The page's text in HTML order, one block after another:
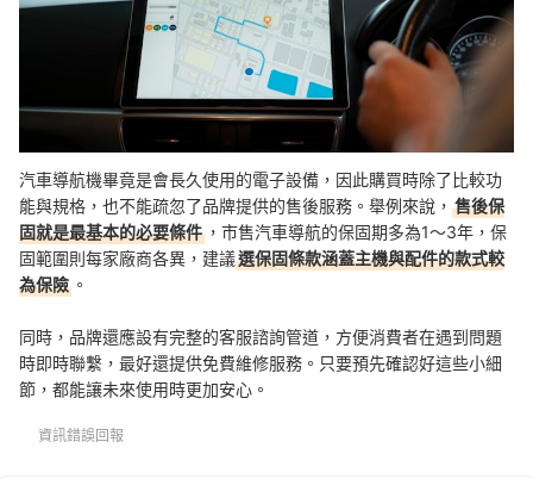
汽車導航機畢竟是會長久使用的電子設備，因此購買時除了比較功
能與規格，也不能疏忽了品牌提供的售後服務。舉例來說， 售後保
固就是最基本的必要條件 ，市售汽車導航的保固期多為1～3年，保
固範圍則每家廠商各異，建議選保固條款涵蓋主機與配件的款式較
為保險 。
同時，品牌還應設有完整的客服諮詢管道，方便消費者在遇到問題
時即時聯繫，最好還提供免費維修服務。只要預先確認好這些小細
節，都能讓未來使用時更加安心。
資訊錯誤回報